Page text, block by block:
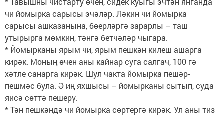
чи йомырка сарысы эчәләр. Ләкин чи йомырка
сарысы ашказанына, бөерләргә зарарлы – таш
утырырга мөмкин, тәнгә бетчәләр чыгара.
* Йомырканы ярым чи, ярым пешкән килеш ашарга
кирәк. Моның өчен аны кайнар суга салгач, 100 гә
хәтле санарга кирәк. Шул чакта йомырка пешәр-
пешмәс була. Ә иң яхшысы – йомырканы сытып, суда
яисә сөттә пешерү.
* Тән пешкәндә чи йомырка сөртергә кирәк. Ул аны тиз